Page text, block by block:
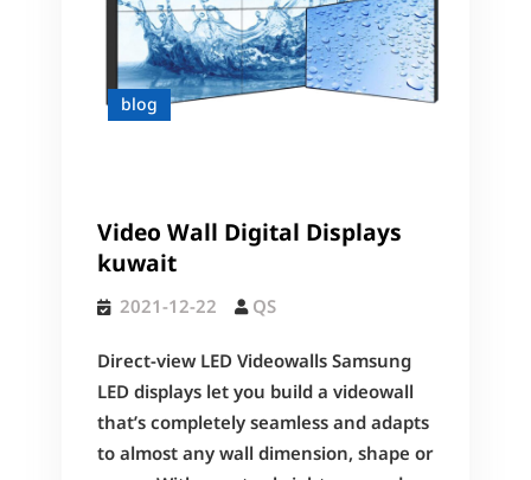
blog
Video Wall Digital Displays
kuwait
2021-12-22
QS
Direct-view LED Videowalls Samsung
LED displays let you build a videowall
that’s completely seamless and adapts
to almost any wall dimension, shape or